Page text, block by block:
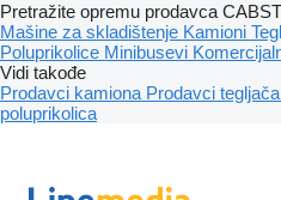
Pretražite opremu prodavca
Mašine za skladištenje Kamioni
Poluprikolice Minibusevi
Vidi takođe
Prodavci kamiona Prodavci tegljača
poluprikolica